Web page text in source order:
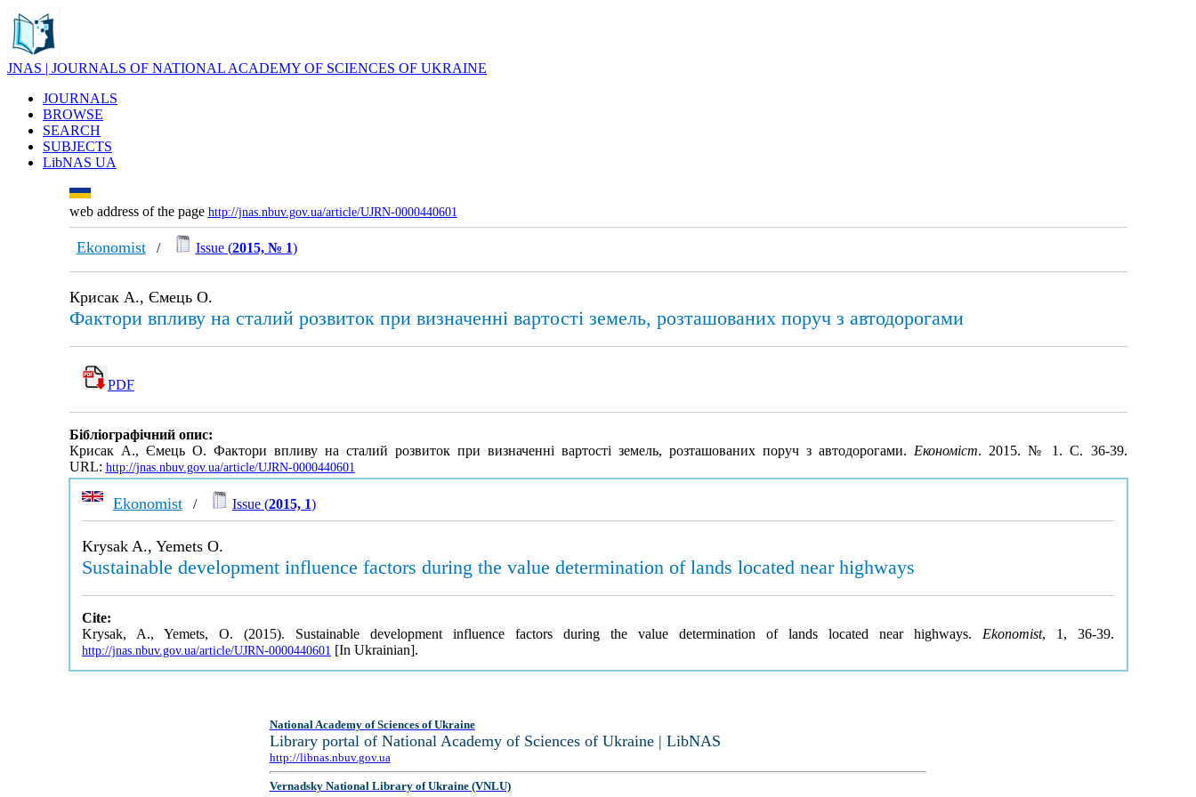
JNAS | JOURNALS OF NATIONAL ACADEMY OF SCIENCES OF UKRAINE
JOURNALS
BROWSE
SEARCH
SUBJECTS
LibNAS UA
web address of the page http://jnas.nbuv.gov.ua/article/UJRN-0000440601
Ekonomist/ Issue (2015, № 1)
Крисак А., Ємець О.
Фактори впливу на сталий розвиток при визначенні вартості земель, розташованих поруч з автодорогами
PDF
Бібліографічний опис:
Крисак А., Ємець О. Фактори впливу на сталий розвиток при визначенні вартості земель, розташованих поруч з автодорогами.Економіст. 2015. № 1. С. 36-39.
URL: http://jnas.nbuv.gov.ua/article/UJRN-0000440601
Ekonomist/ Issue (2015, 1)
Krysak A., Yemets O.
Sustainable development influence factors during the value determination of lands located near highways
Cite:
Krysak, A., Yemets, O. (2015). Sustainable development influence factors during the value determination of lands located near highways. Ekonomist, 1, 36-39.
http://jnas.nbuv.gov.ua/article/UJRN-0000440601 [In Ukrainian].
National Academy of Sciences of Ukraine
Library portal of National Academy of Sciences of Ukraine | LibNAS
http://libnas.nbuv.gov.ua
Vernadsky National Library of Ukraine (VNLU)